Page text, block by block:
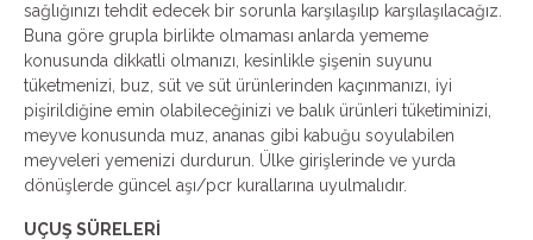
sağlığınızı tehdit edecek bir sorunla karşılaşılıp karşılaşılacağız.
Buna göre grupla birlikte olmaması anlarda yememe
konusunda dikkatli olmanızı, kesinlikle şişenin suyunu
tüketmenizi, buz, süt ve süt ürünlerinden kaçınmanızı, iyi
pişirildiğine emin olabileceğinizi ve balık ürünleri tüketiminizi,
meyve konusunda muz, ananas gibi kabuğu soyulabilen
meyveleri yemenizi durdurun. Ülke girişlerinde ve yurda
dönüşlerde güncel aşı/pcr kurallarına uyulmalıdır.
UÇUŞ SÜRELERİ